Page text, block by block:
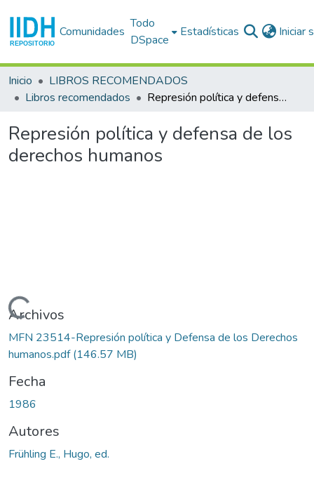
Comunidades
Todo
DSpace
Estadísticas Iniciar
Inicio
LIBROS RECOMENDADOS
Libros recomendados
Represión política y defensa de los derechos humanos
Represión política y defensa de los
derechos humanos
Cargando...
Archivos
MFN 23514-Represión política y Defensa de los Derechos
humanos.pdf(146.57 MB)
Fecha
1986
Autores
Frühling E., Hugo, ed.